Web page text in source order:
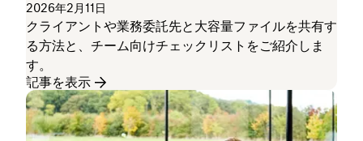
2026年2月11日
クライアントや業務委託先と大容量ファイルを共有す
る方法と、チーム向けチェックリストをご紹介しま
す。
記事を表示